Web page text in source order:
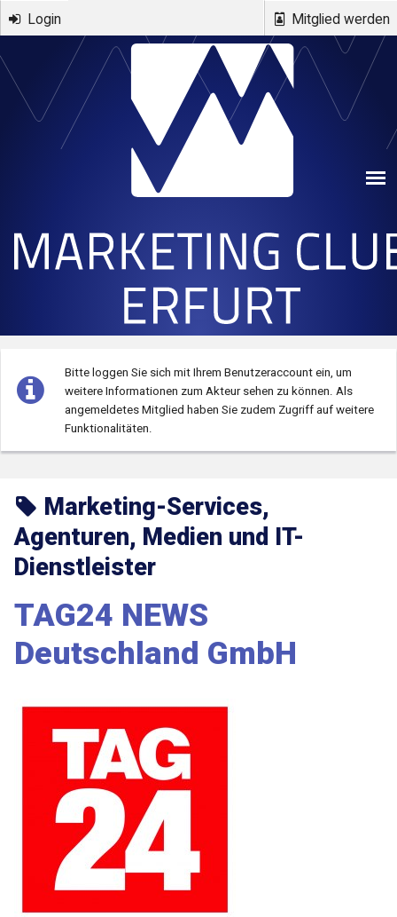
Direkt zum Inhalt
Login Mitglied werden
Bitte loggen Sie sich mit Ihrem Benutzeraccount ein, um
weitere Informationen zum Akteur sehen zu können. Als
angemeldetes Mitglied haben Sie zudem Zugriff auf weitere
Funktionalitäten.
Marketing-Services,
Agenturen, Medien und IT-
Dienstleister
TAG24 NEWS
Deutschland GmbH